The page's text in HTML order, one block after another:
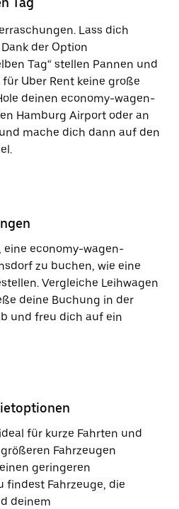
Lass dich
der Option
Tag“ stellen Pannen und
Uber Rent keine große
deinen economy-wagen-
Hamburg Airport oder an
mache dich dann auf den
eine economy-wagen-
zu buchen, wie eine
Vergleiche Leihwagen
deine Buchung in der
und freu dich auf ein
für kurze Fahrten und
Fahrzeugen
geringeren
findest Fahrzeuge, die
deinem